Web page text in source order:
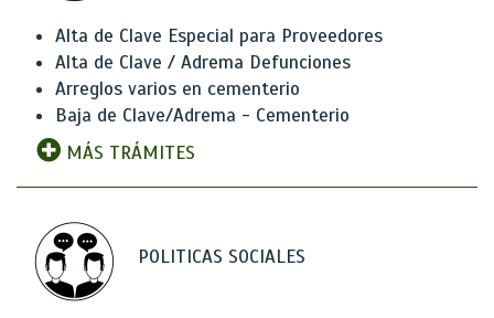
Alta de Clave Especial para Proveedores
Alta de Clave / Adrema Defunciones
Arreglos varios en cementerio
Baja de Clave/Adrema - Cementerio
MÁS TRÁMITES
POLITICAS SOCIALES